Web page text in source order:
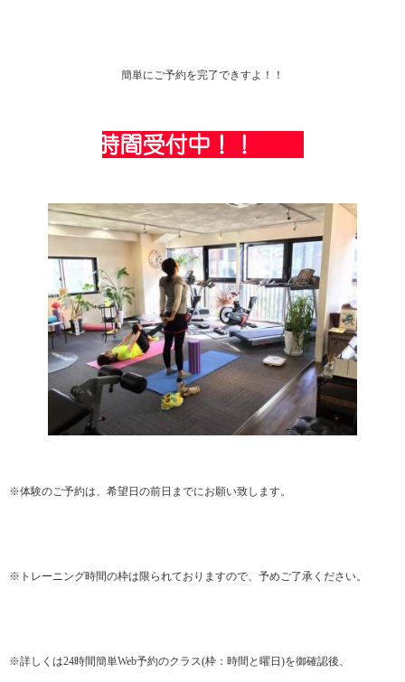
簡単にご予約を完了できすよ！！
※体験のご予約は、希望日の前日までにお願い致します。
※トレーニング時間の枠は限られておりますので、予めご了承ください。
※詳しくは24時間簡単Web予約のクラス(枠：時間と曜日)を御確認後、